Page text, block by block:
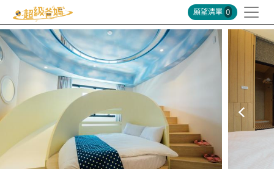
願望清單 0